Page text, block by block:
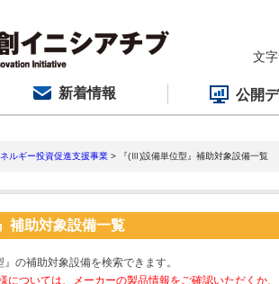
文
新着情報 公開
ルギー投資促進支援事業 > 『(Ⅲ)設備単位型』補助対象設備一覧
補助対象設備一覧
』の補助対象設備を検索できます。
については、メーカーの製品情報をご確認いただくか、